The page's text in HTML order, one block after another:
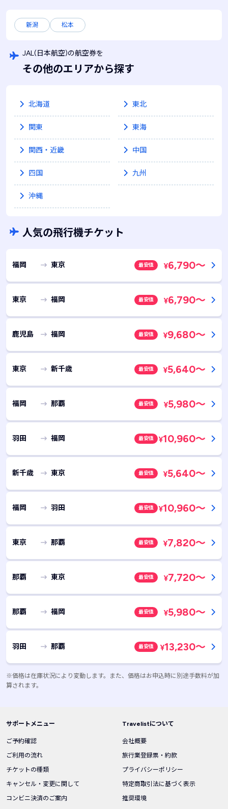
新潟 松本
JAL(日本航空)の航空券を
その他のエリアから探す
北海道 東北
関東 東海
関西・近畿 中国
四国 九州
沖縄
人気の飛行機チケット
福岡 東京 最安値 ¥6,790～
東京 福岡 最安値 ¥6,790～
鹿児島 福岡 最安値 ¥9,680～
東京 新千歳 最安値 ¥5,640～
福岡 那覇 最安値 ¥5,980～
羽田 福岡 最安値 ¥10,960～
新千歳 東京 最安値 ¥5,640～
福岡 羽田 最安値 ¥10,960～
東京 那覇 最安値 ¥7,820～
那覇 東京 最安値 ¥7,720～
那覇 福岡 最安値 ¥5,980～
羽田 那覇 最安値 ¥13,230～
※価格は在庫状況により変動します。また、価格はお申込時に別途手数料が加
算されます。
サポートメニュー
ご予約確認
ご利用の流れ
チケットの種類
キャンセル・変更に関して
コンビニ決済のご案内
Travelistについて
会社概要
旅行業登録票・約款
プライバシーポリシー
特定商取引法に基づく表示
推奨環境